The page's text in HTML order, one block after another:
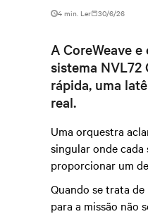
4 min. Ler 30/6/26
A CoreWeave
sistema NVL72
rápida, uma
real.
Uma orquestra
singular onde cada
proporcionar um
Quando se trata
para a missão não